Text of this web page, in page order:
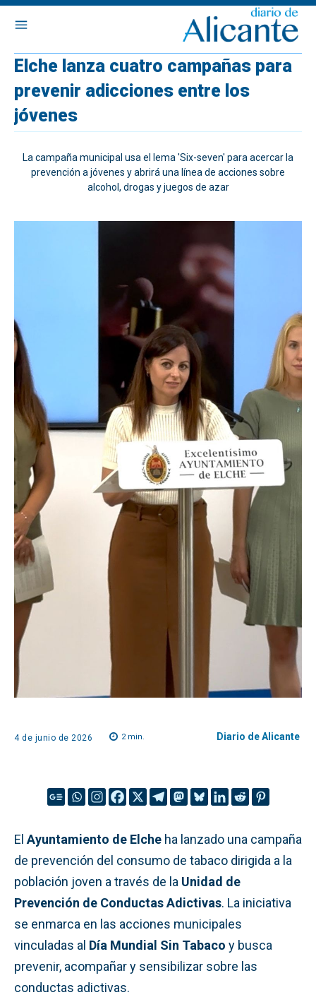
Elche lanza cuatro campañas para
prevenir adicciones entre los
jóvenes
La campaña municipal usa el lema 'Six-seven' para acercar la
prevención a jóvenes y abrirá una línea de acciones sobre
alcohol, drogas y juegos de azar
4 de junio de 2026 2min. Diario de Alicante
El Ayuntamiento de Elche ha lanzado una campaña
de prevención del consumo de tabaco dirigida a la
población joven a través de la Unidad de
Prevención de Conductas Adictivas. La iniciativa
se enmarca en las acciones municipales
vinculadas al Día Mundial Sin Tabaco y busca
prevenir, acompañar y sensibilizar sobre las
conductas adictivas.